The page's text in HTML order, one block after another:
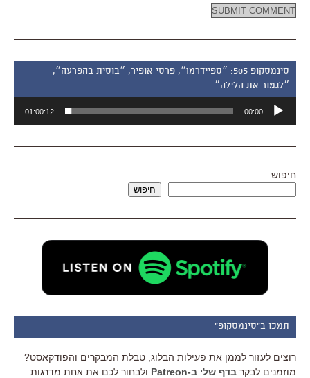
סינמסקופ 505: ״ספיידרמן״, פרסי אופיר, ״בוסית בהפרעה״,
״לגמור את הלילה״
אודיו
00:00
01:00:12
חיפוש
חיפוש
תמכו ב"סינמסקופ"
רוצים לעזור לממן את פעילות הבלוג, טבלת המבקרים והפודקאסט?
מוזמנים לבקר בדף שלי ב-Patreon
ולבחור לכם את אחת מדרגות